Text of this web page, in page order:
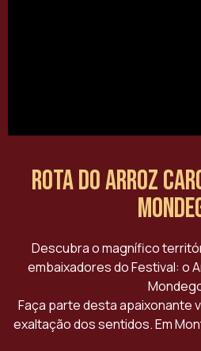
Rota do Arroz
Descubra o magnífico
embaixadores do Festival: o
Faça parte desta apaixonante
exaltação dos sentidos. Em